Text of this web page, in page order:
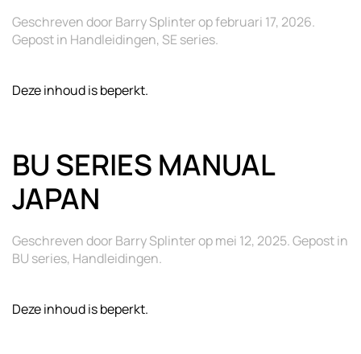
Geschreven door Barry Splinteropfebruari 17, 2026.
Gepost in Handleidingen,SE series.
Deze inhoud is beperkt.
BU SERIES MANUAL
JAPAN
Geschreven door Barry Splinteropmei 12, 2025. Gepost in
BU series, Handleidingen.
Deze inhoud is beperkt.